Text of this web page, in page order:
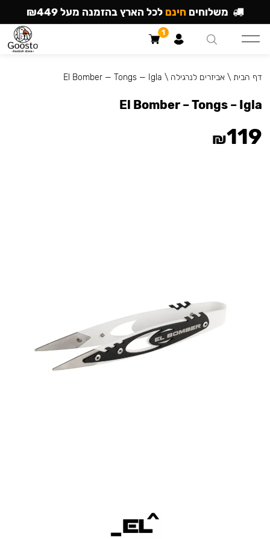
דף הבית \אביזרים לנרגילה \
El Bomber — Tongs — Igla
El Bomber – Tongs – Igla
₪119
משלוחים חינם לכל הארץ בהזמנה מעל ₪449
1